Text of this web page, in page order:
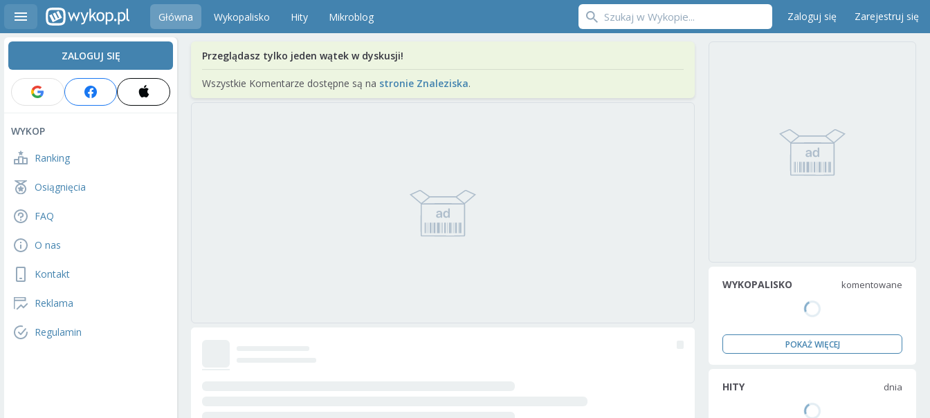
Główna Wykopalisko Hity Mikroblog Zaloguj się Zarejestruj się
ZALOGUJ SIĘ
WYKOP
Ranking
Osiągnięcia
FAQ
O nas
Kontakt
Reklama
Regulamin
Przeglądasz tylko jeden wątek w dyskusji!
Wszystkie Komentarze dostępne są na stronie Znaleziska.
WYKOPALISKO komentowane
POKAŻ WIĘCEJ
HITY dnia